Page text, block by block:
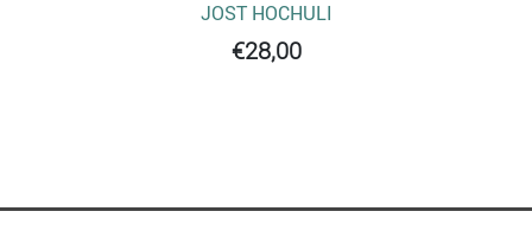
JOST HOCHULI
€28,00